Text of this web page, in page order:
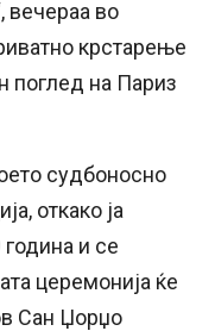
вечераа во
крстарење
поглед на Париз
судбоносно
откако ја
година и се
церемонија ќе
Сан Џорџо